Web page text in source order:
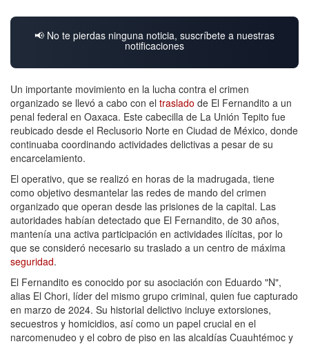
📢 No te pierdas ninguna noticia, suscríbete a nuestras
notificaciones
Un importante movimiento en la lucha contra el crimen
organizado se llevó a cabo con el traslado de El Fernandito a un
penal federal en Oaxaca. Este cabecilla de La Unión Tepito fue
reubicado desde el Reclusorio Norte en Ciudad de México, donde
continuaba coordinando actividades delictivas a pesar de su
encarcelamiento.
El operativo, que se realizó en horas de la madrugada, tiene
como objetivo desmantelar las redes de mando del crimen
organizado que operan desde las prisiones de la capital. Las
autoridades habían detectado que El Fernandito, de 30 años,
mantenía una activa participación en actividades ilícitas, por lo
que se consideró necesario su traslado a un centro de máxima
seguridad.
El Fernandito es conocido por su asociación con Eduardo "N",
alias El Chori, líder del mismo grupo criminal, quien fue capturado
en marzo de 2024. Su historial delictivo incluye extorsiones,
secuestros y homicidios, así como un papel crucial en el
narcomenudeo y el cobro de piso en las alcaldías Cuauhtémoc y